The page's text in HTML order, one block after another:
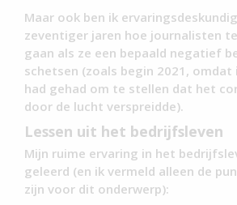
Maar ook ben ik
zeventiger jaren hoe journalisten
gaan als ze een bepaald negatief
schetsen (zoals begin 2021, omdat
had gehad om te stellen dat het
door de lucht verspreidde).
Lessen uit het bedrijfsleven
Mijn ruime ervaring in het
geleerd (en ik vermeld alleen de
zijn voor dit onderwerp):